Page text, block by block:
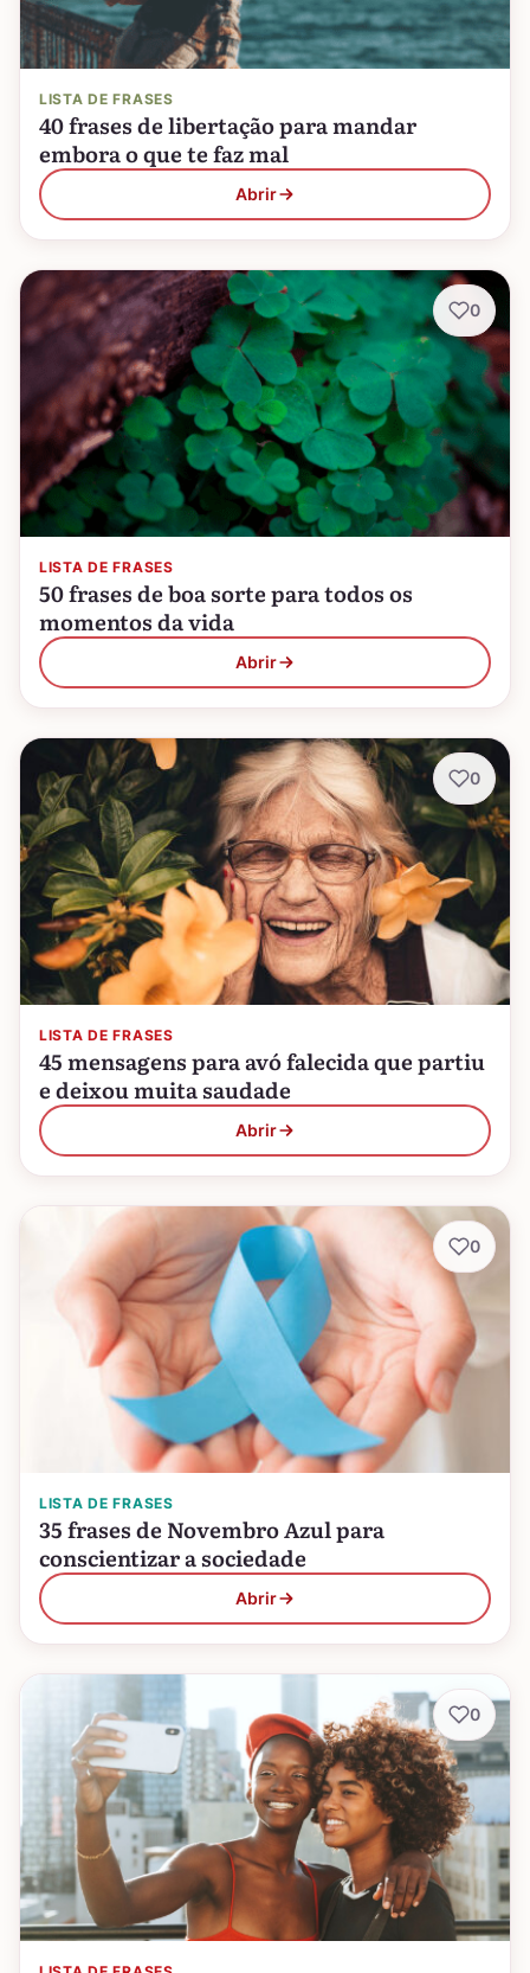
LISTA DE FRASES
40 frases de libertação para mandar
embora o que te faz mal
Abrir
LISTA DE FRASES
50 frases de boa sorte para todos os
momentos da vida
Abrir
0
LISTA DE FRASES
45 mensagens para avó falecida que partiu
e deixou muita saudade
Abrir
0
LISTA DE FRASES
35 frases de Novembro Azul para
conscientizar a sociedade
Abrir
0
0